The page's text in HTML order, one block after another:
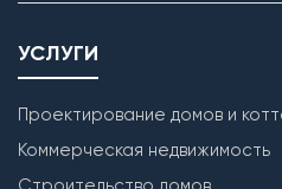
УСЛУГИ
Проектирование домов и
Коммерческая недвижимость